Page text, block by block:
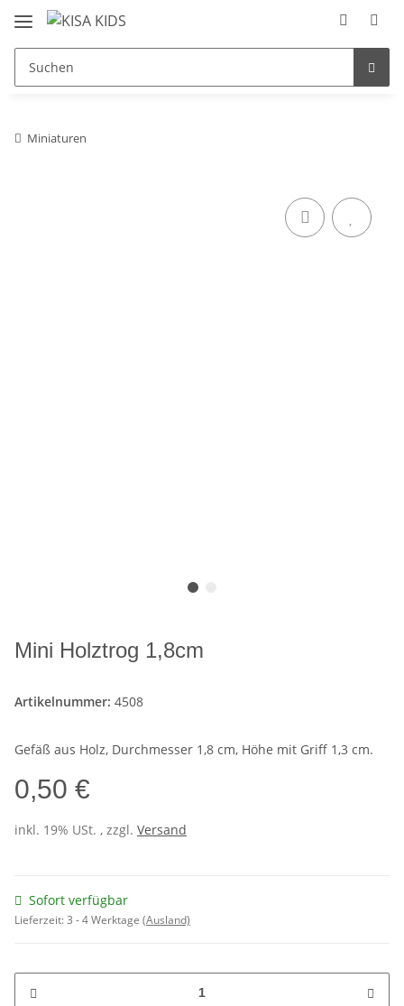
Miniaturen
Mini Holztrog 1,8cm
Artikelnummer: 4508
Gefäß aus Holz, Durchmesser 1,8 cm, Höhe mit Griff 1,3 cm.
0,50 €
inkl. 19% USt. , zzgl. Versand
Sofort verfügbar
Lieferzeit:3 - 4 Werktage (Ausland)